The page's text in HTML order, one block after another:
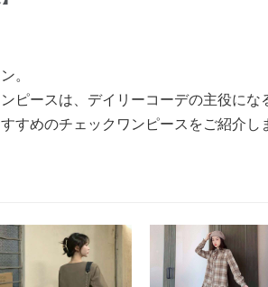
。
ピースは、デイリーコーデの主役にな
めのチェックワンピースをご紹介し